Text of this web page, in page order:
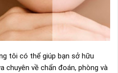
tôi có thể giúp bạn sở hữu
chuyên về chẩn đoán, phòng và